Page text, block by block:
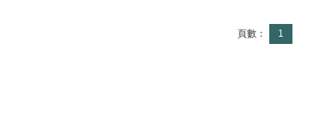
頁數： 1